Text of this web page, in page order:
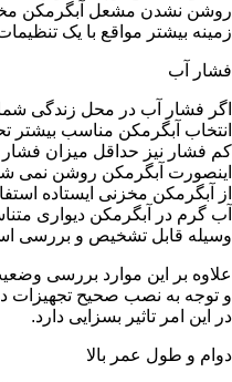
روشن نشدن مشعل آبگرمکن
زمینه بیشتر مواقع با یک
فشار آب
اگر فشار آب در محل زندگی شما
انتخاب آبگرمکن مناسب بیشتر
کم فشار نیز حداقل میزان
اینصورت آبگرمکن روشن نمی
از آبگرمکن مخزنی ایستاده
آب گرم در آبگرمکن دیواری
وسیله قابل تشخیص و بررسی
علاوه بر این موارد بررسی
و توجه به نصب صحیح تجهیزات
در این امر تاثیر بسزایی دارد.
دوام و طول عمر بالا